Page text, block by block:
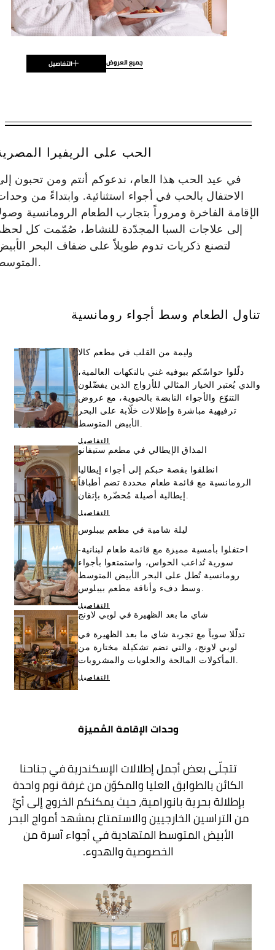
التفاصيل جميع العروض
سارٍ لِتواريخ مُختارة بين
العروض تخضع للتوافر عند الحجز. قد يتم تطبيق
مشمول
depending on the season (excludes In-
مزيد من التفاصيل
الحب على الريفيرا
في عيد الحب هذا العام، ندعوكم أنتم ومن تحبون
الاحتفال بالحب في أجواء استثنائية. وابتداءً من
الإقامة الفاخرة ومروراً بتجارب الطعام الرومانسية
إلى علاجات السبا المجدّدة للنشاط، صُمّمت كل
لتصنع ذكريات تدوم طويلاً على ضفاف البحر
المتوسط.
تناول الطعام وسط أجواء رومانسية
وليمة من القلب في مطعم كالا
دلّلوا حواسّكم ببوفيه غني بالنكهات العالمية،
والذي يُعتبر الخيار المثالي للأزواج الذين يفضّلون
التنوّع والأجواء النابضة بالحيوية، مع عروض
ترفيهية مباشرة وإطلالات خلّابة على البحر
الأبيض المتوسط.
التفاصيل
المذاق الإيطالي في مطعم ستيفانو
انطلقوا بقصة حبكم إلى أجواء إيطاليا
الرومانسية مع قائمة طعام محددة تضم أطباقاً
إيطالية أصيلة مُحضّرة بإتقان.
التفاصيل
ليلة شامية في مطعم بيبلوس
احتفلوا بأمسية مميزة مع قائمة طعام لبنانية-
سورية تُداعب الحواس، واستمتعوا بأجواء
رومانسية تُطل على البحر الأبيض المتوسط
وسط دفء وأناقة مطعم بيبلوس.
التفاصيل
شاي ما بعد الظهيرة في لوبي لاونج
تدلّلا سوياً مع تجربة شاي ما بعد الظهيرة في
لوبي لاونج، والتي تضم تشكيلة مختارة من
المأكولات المالحة والحلويات والمشروبات.
التفاصيل
وحدات الإقامة المُميزة
تتجلّى بعض أجمل إطلالات الإسكندرية في جناحنا
الكائن بالطوابق العليا والمكوّن من غرفة نوم واحدة
بإطلالة بحرية بانورامية، حيث يمكنكم الخروج إلى أيٍّ
من التراسين الخارجيين والاستمتاع بمشهد أمواج البحر
الأبيض المتوسط المتهادية في أجواء آسرة من
الخصوصية والهدوء.